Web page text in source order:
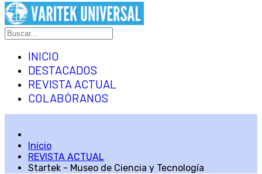
INICIO
DESTACADOS
REVISTA ACTUAL
COLABÓRANOS
Inicio
REVISTA ACTUAL
Startek - Museo de Ciencia y Tecnología